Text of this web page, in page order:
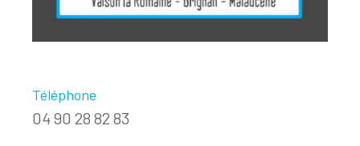
Téléphone
04 90 28 82 83